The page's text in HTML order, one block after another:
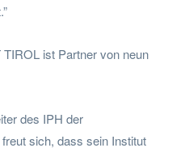
ist Partner von neun
des IPH der
sich, dass sein Institut